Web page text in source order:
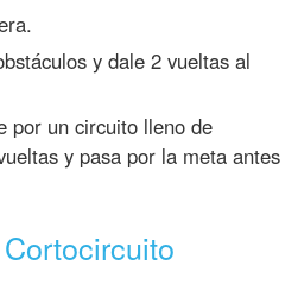
y dale 2 vueltas al
por un circuito lleno de
y pasa por la meta antes